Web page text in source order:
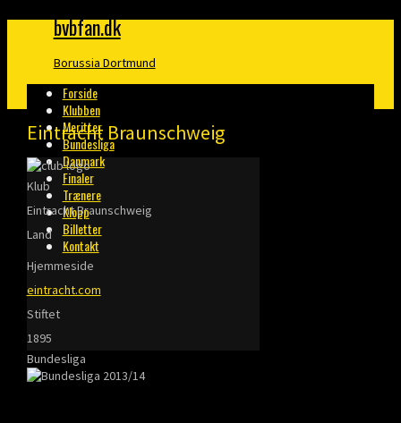
bvbfan.dk
Borussia Dortmund
Forside
Klubben
Meritter
Bundesliga
Danmark
Finaler
Trænere
Klopp
Billetter
Kontakt
Eintracht Braunschweig
Klub
Eintracht Braunschweig
Land
Hjemmeside
eintracht.com
Stiftet
1895
Bundesliga